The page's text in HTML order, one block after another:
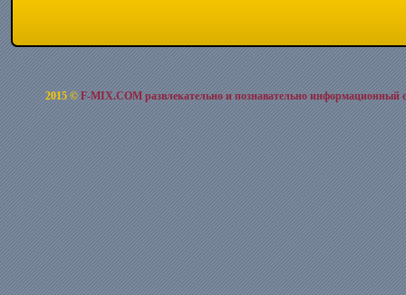
2015 ©F-MIX.COM развлекательно и познавательно информационный